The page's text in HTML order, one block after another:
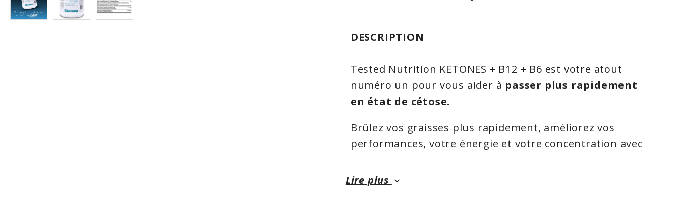
DESCRIPTION
Tested Nutrition KETONES + B12 + B6 est votre atout
numéro un pour vous aider à passer plus rapidement
en état de cétose.
Brûlez vos graisses plus rapidement, améliorez vos
performances, votre énergie et votre concentration avec
Même un consommateur qui ne suit pas un régime
Lire plus keyboard_arrow_down
à